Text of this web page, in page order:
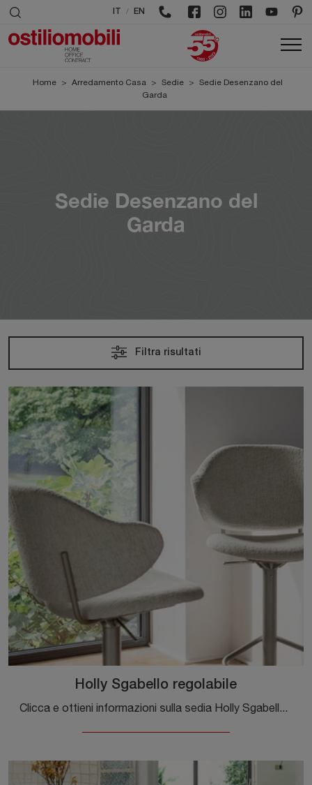
/ EN
Home > Arredamento Casa > Sedie > Sedie Desenzano del
Garda
Sedie Desenzano del
Garda
Filtra risultati
Holly Sgabello regolabile
Clicca e ottieni informazioni sulla sedia Holly Sgabello regolabile di Calligaris in tessuto: le più esclusive Sedie sgabelli moderne ti attendono.